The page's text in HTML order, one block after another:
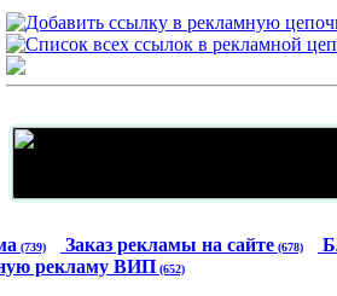
(739) Заказ рекламы на сайте (678)
рекламу ВИП (652)